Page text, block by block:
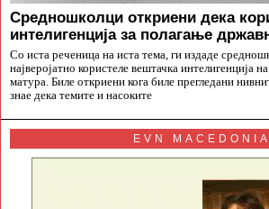
Средношколци откриени дека
интелигенција за полагање
Со иста реченица на иста тема, ги издаде
најверојатно користеле вештачка интелигенција
матура. Биле откриени кога биле прегледани
знае дека темите и насоките
EVN MACEDONIA